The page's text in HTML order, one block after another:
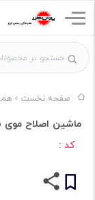
صفحه نخست
ماشین اصلاح موی
کد :